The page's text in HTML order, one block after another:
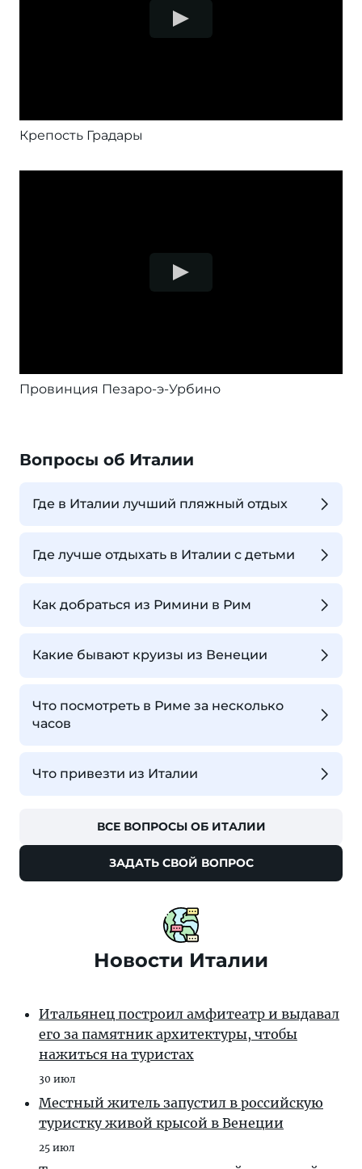
Крепость Градары
Провинция Пезаро-э-Урбино
Вопросы об Италии
Где в Италии лучший пляжный отдых
Где лучше отдыхать в Италии с детьми
Как добраться из Римини в Рим
Какие бывают круизы из Венеции
Что посмотреть в Риме за несколько
часов
Что привезти из Италии
ВСЕ ВОПРОСЫ ОБ ИТАЛИИ
ЗАДАТЬ СВОЙ ВОПРОС
Новости Италии
Итальянец построил амфитеатр и выдавал
его за памятник архитектуры, чтобы
нажиться на туристах
30 июл
Местный житель запустил в российскую
туристку живой крысой в Венеции
25 июл